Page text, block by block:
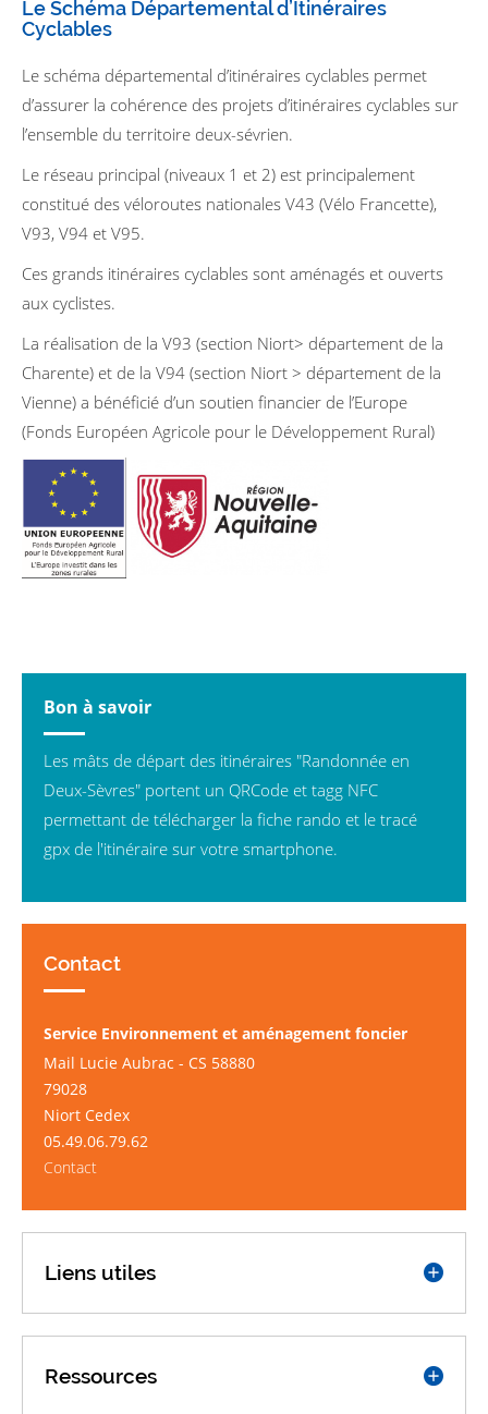
Le Schéma Départemental d’Itinéraires
Cyclables
Le schéma départemental d’itinéraires cyclables permet
d’assurer la cohérence des projets d’itinéraires cyclables sur
l’ensemble du territoire deux-sévrien.
Le réseau principal (niveaux 1 et 2) est principalement
constitué des véloroutes nationales V43 (Vélo Francette),
V93, V94 et V95.
Ces grands itinéraires cyclables sont aménagés et ouverts
aux cyclistes.
La réalisation de la V93 (section Niort> département de la
Charente) et de la V94 (section Niort > département de la
Vienne) a bénéficié d’un soutien financier de l’Europe
(Fonds Européen Agricole pour le Développement Rural)
Bon à savoir
Les mâts de départ des itinéraires "Randonnée en
Deux-Sèvres" portent un QRCode et tagg NFC
permettant de télécharger la fiche rando et le tracé
gpx de l'itinéraire sur votre smartphone.
Contact
Service Environnement et aménagement foncier
Mail Lucie Aubrac - CS 58880
79028
Niort Cedex
05.49.06.79.62
Contact
Liens utiles
Ressources